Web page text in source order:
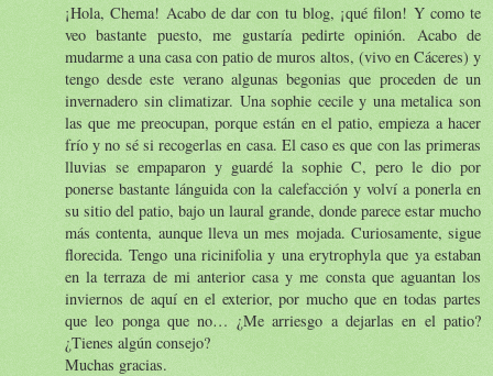
¡Hola, Chema! Acabo de dar con tu blog, ¡qué filon! Y como te
veo bastante puesto, me gustaría pedirte opinión. Acabo de
mudarme a una casa con patio de muros altos, (vivo en Cáceres) y
tengo desde este verano algunas begonias que proceden de un
invernadero sin climatizar. Una sophie cecile y una metalica son
las que me preocupan, porque están en el patio, empieza a hacer
frío y no sé si recogerlas en casa. El caso es que con las primeras
lluvias se empaparon y guardé la sophie C, pero le dio por
ponerse bastante lánguida con la calefacción y volví a ponerla en
su sitio del patio, bajo un laural grande, donde parece estar mucho
más contenta, aunque lleva un mes mojada. Curiosamente, sigue
florecida. Tengo una ricinifolia y una erytrophyla que ya estaban
en la terraza de mi anterior casa y me consta que aguantan los
inviernos de aquí en el exterior, por mucho que en todas partes
que leo ponga que no… ¿Me arriesgo a dejarlas en el patio?
¿Tienes algún consejo?
Muchas gracias.